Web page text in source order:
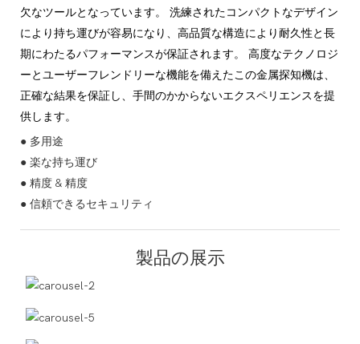
欠なツールとなっています。 洗練されたコンパクトなデザイン
により持ち運びが容易になり、高品質な構造により耐久性と長
期にわたるパフォーマンスが保証されます。 高度なテクノロジ
ーとユーザーフレンドリーな機能を備えたこの金属探知機は、
正確な結果を保証し、手間のかからないエクスペリエンスを提
供します。
● 多用途
● 楽な持ち運び
● 精度 & 精度
● 信頼できるセキュリティ
製品の展示